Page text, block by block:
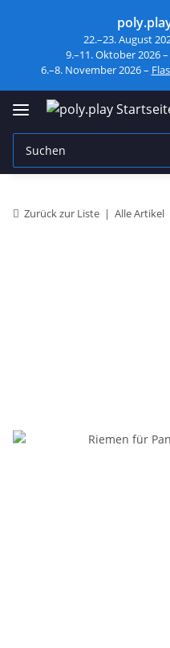
22.–23. August
9.–11. Oktober 2026 –
6.–8. November 2026 –
Zurück zur Liste Alle Artikel